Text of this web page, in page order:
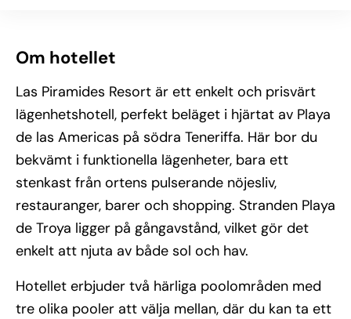
Om hotellet
Las Piramides Resort är ett enkelt och prisvärt
lägenhetshotell, perfekt beläget i hjärtat av Playa
de las Americas på södra Teneriffa. Här bor du
bekvämt i funktionella lägenheter, bara ett
stenkast från ortens pulserande nöjesliv,
restauranger, barer och shopping. Stranden Playa
de Troya ligger på gångavstånd, vilket gör det
enkelt att njuta av både sol och hav.
Hotellet erbjuder två härliga poolområden med
tre olika pooler att välja mellan, där du kan ta ett